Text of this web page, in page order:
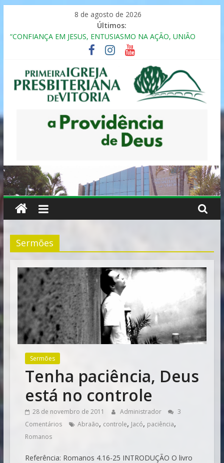
8 de agosto de 2026
Últimos:
“CONFIANÇA EM JESUS, ENTUSIASMO NA AÇÃO, UNIÃO
Seminário da Família 2025
Formação em Inclusão, Ensino e Relacionamento com
Pessoas Atípicas
12º ENCONTRO DE CASAIS
MULHER PRESBITERIANA
Primeira
Presbiteriana
de
Vitória
Sermões
Sermões
Tenha paciência, Deus
está no controle
28 de novembro de 2011 Administrador
3
Comentários
Abraão, controle, Jacó, paciência,
Romanos
Referência: Romanos 4.16-25 INTRODUÇÃO O livro